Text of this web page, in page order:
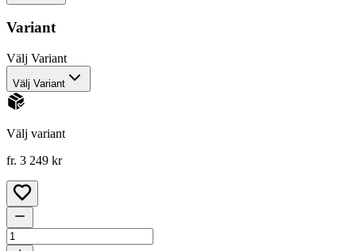
Variant
Välj Variant
Välj Variant
Välj variant
fr. 3 249 kr